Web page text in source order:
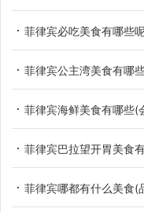
菲律宾必吃美食有哪些
菲律宾公主湾美食有哪
菲律宾海鲜美食有哪些(
菲律宾巴拉望开胃美食
菲律宾哪都有什么美食(